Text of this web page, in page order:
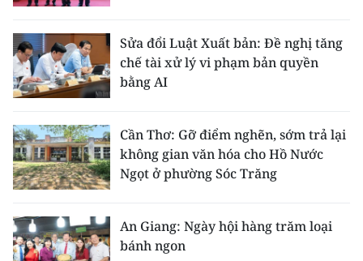
Sửa đổi Luật Xuất bản: Đề nghị tăng
chế tài xử lý vi phạm bản quyền
bằng AI
Cần Thơ: Gỡ điểm nghẽn, sớm trả lại
không gian văn hóa cho Hồ Nước
Ngọt ở phường Sóc Trăng
An Giang: Ngày hội hàng trăm loại
bánh ngon